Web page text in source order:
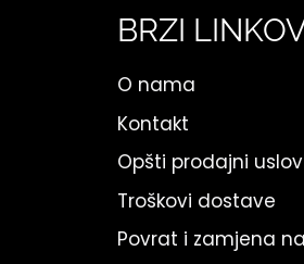
BRZI
O nama
Kontakt
Opšti prodajni
Troškovi dostave
Povrat i zamjena